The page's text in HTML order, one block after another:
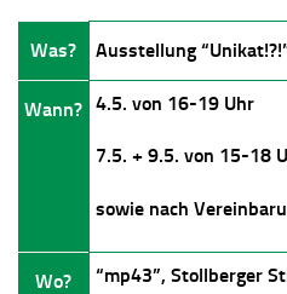
Was? Ausstellung
Wann? 4.5. von 16-19 Uhr
7.5. + 9.5. von 15-18
sowie nach
Wo?
“mp43”, Stollberger